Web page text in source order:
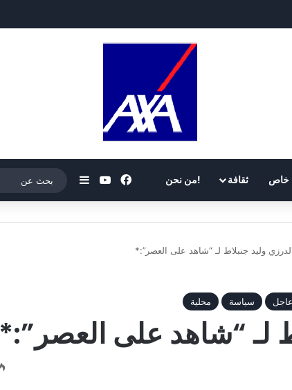
300 مليون دولار
خاص ثقافة !من نحن فيسبوك‫YouTubeإضافة عمود جانبي
وليد جنبلاط لـ “شاهد على العصر”:*
سياسة محلية
لـ “شاهد على العصر”:*